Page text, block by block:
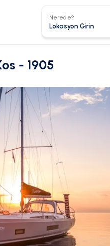
Nerede?
- 1905